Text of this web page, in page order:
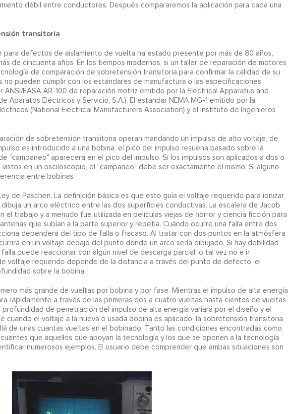
débil entre conductores. Después compararemos la aplicación para cada una
transitoria
defectos de aislamiento de vuelta ha estado presente por más de 80 años,
de cincuenta años. En los tiempos modernos, si un taller de reparación de motores
de comparación de sobretensión transitoria para confirmar la calidad de su
no pueden cumplir con los estándares de manufactura o las especificaciones
ANSI/EASA AR-100 de reparación motriz emitido por la Electrical Apparatus and
Aparatos Eléctricos y Servicio, S.A.), El estandar NEMA MG-1 emitido por la
(National Electrical Manufacturers Association) y el Instituto de Ingenieros
de sobretensión transitoria operan mandando un impulso de alto voltaje, de
es introducido a una bobina, el pico del impulso resuena basado sobre la
"campaneo" aparecerá en el pico del impulso. Si los impulsos son aplicados a dos o
en un osciloscopio, el "campaneo" debe ser exactamente el mismo. Si alguno
entre bobinas.
de Paschen. La definición básica es que esto guía el voltaje requerido para ionizar
un arco eléctrico entre las dos superficies conductivas. La escalera de Jacob
el trabajo y a menudo fue utilizada en películas viejas de horror y ciencia ficción para
que subían a la parte superior y repetía. Cuándo ocurre una falla entre dos
dependerá del tipo de falla o fracaso. Al tratar con dos puntos en la atmósfera
en un voltaje debajo del punto donde un arco sería dibujado. Si hay debilidad
puede reaccionar con algún nivel de descarga parcial, o tal vez no e ir
voltaje requerido depende de la distancia a través del punto de defecto, el
sobre la bobina.
más grande de vueltas por bobina y por fase. Mientras el impulso de alta energía
rápidamente a través de las primeras dos a cuatro vueltas hasta cientos de vueltas
profundidad de penetración del impulso de alta energía variará por el diseño y el
cuando el voltaje a la nueva o usada bobina es aplicado, la sobretensión transitoria
de unas cuantas vueltas en el bobinado. Tanto las condiciones encontradas como
que aquellos que apoyan la tecnología y los que se oponen a la tecnología
numerosos ejemplos. El usuario debe comprender que ambas situaciones son